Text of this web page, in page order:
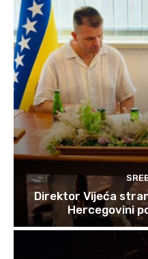
Direktor Vijeća
Hercegovini